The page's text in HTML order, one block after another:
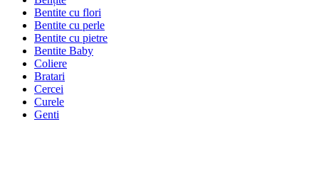
Bentite cu flori
Bentite cu perle
Bentite cu pietre
Bentite Baby
Coliere
Bratari
Cercei
Curele
Genti